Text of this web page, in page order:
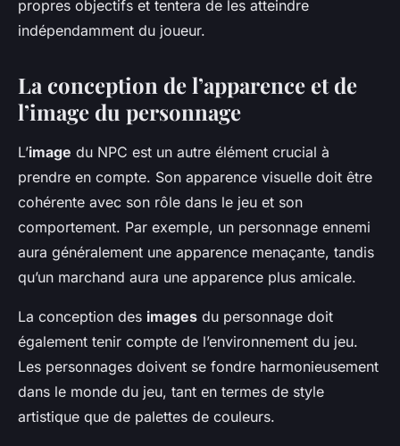
propres objectifs et tentera de les atteindre
indépendamment du joueur.
La conception de l’apparence et de
l’image du personnage
L’image du NPC est un autre élément crucial à
prendre en compte. Son apparence visuelle doit être
cohérente avec son rôle dans le jeu et son
comportement. Par exemple, un personnage ennemi
aura généralement une apparence menaçante, tandis
qu’un marchand aura une apparence plus amicale.
La conception des images du personnage doit
également tenir compte de l’environnement du jeu.
Les personnages doivent se fondre harmonieusement
dans le monde du jeu, tant en termes de style
artistique que de palettes de couleurs.